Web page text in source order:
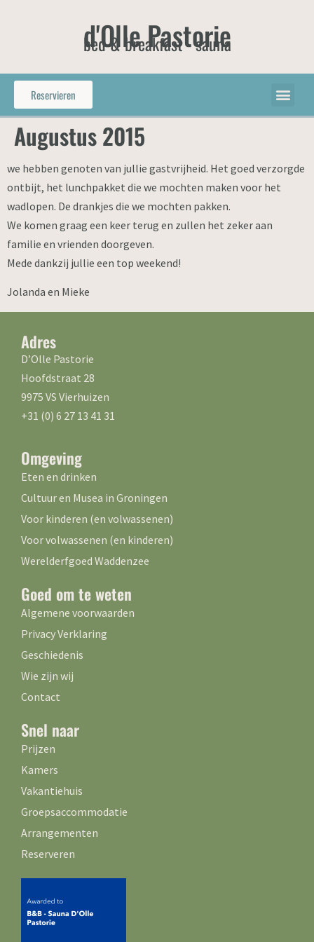
d'Olle Pastorie
bed & breakfast - sauna
Reservieren
Augustus 2015
we hebben genoten van jullie gastvrijheid. Het goed verzorgde
ontbijt, het lunchpakket die we mochten maken voor het
wadlopen. De drankjes die we mochten pakken.
We komen graag een keer terug en zullen het zeker aan
familie en vrienden doorgeven.
Mede dankzij jullie een top weekend!
Jolanda en Mieke
Adres
D’Olle Pastorie
Hoofdstraat 28
9975 VS Vierhuizen
+31 (0) 6 27 13 41 31
Omgeving
Eten en drinken
Cultuur en Musea in Groningen
Voor kinderen (en volwassenen)
Voor volwassenen (en kinderen)
Werelderfgoed Waddenzee
Goed om te weten
Algemene voorwaarden
Privacy Verklaring
Geschiedenis
Wie zijn wij
Contact
Snel naar
Prijzen
Kamers
Vakantiehuis
Groepsaccommodatie
Arrangementen
Reserveren